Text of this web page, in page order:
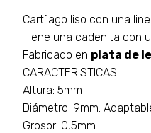
Cartílago liso con una
Tiene una cadenita con
Fabricado en plata de
CARACTERISTICAS
Altura: 5mm
Diámetro: 9mm.
Grosor: 0,5mm